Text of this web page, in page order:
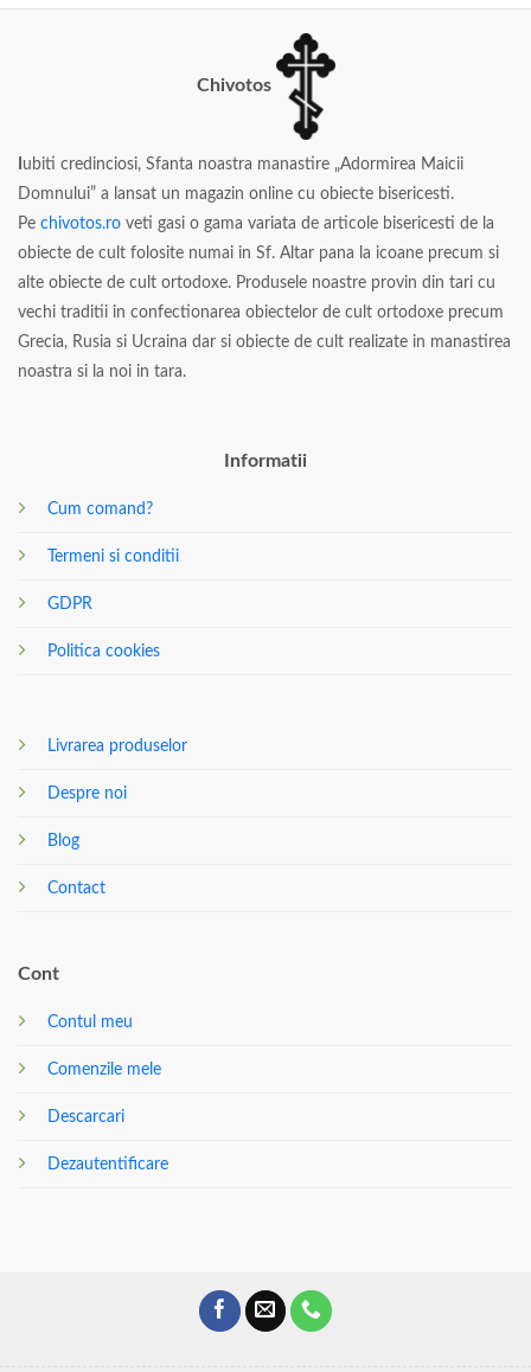
Chivotos
ubiti credinciosi, Sfanta noastra manastire „Adormirea Maicii
Domnului” a lansat un magazin online cu obiecte bisericesti.
Pe chivotos.ro veti gasi o gama variata de articole bisericesti de la
obiecte de cult folosite numai in Sf. Altar pana la icoane precum si
alte obiecte de cult ortodoxe. Produsele noastre provin din tari cu
vechi traditii in confectionarea obiectelor de cult ortodoxe precum
Grecia, Rusia si Ucraina dar si obiecte de cult realizate in manastirea
noastra si la noi in tara.
Informatii
Cum comand?
Termeni si conditii
GDPR
Politica cookies
Livrarea produselor
Despre noi
Blog
Contact
Cont
Contul meu
Comenzile mele
Descarcari
Dezautentificare